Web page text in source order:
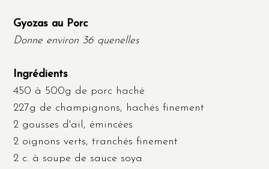
Gyozas au Porc
Donne environ 36 quenelles
Ingrédients
450 à 500g de porc haché
227g de champignons, hachés finement
2 gousses d'ail, émincées
2 oignons verts, tranchés finement
2 c. à soupe de sauce soya